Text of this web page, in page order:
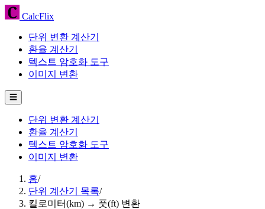
CalcFlix
단위 변환 계산기
환율 계산기
텍스트 암호화 도구
이미지 변환
☰
단위 변환 계산기
환율 계산기
텍스트 암호화 도구
이미지 변환
홈/
단위 계산기 목록/
킬로미터(km) → 풋(ft) 변환